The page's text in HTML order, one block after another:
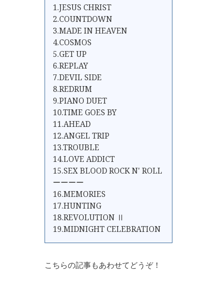
1.JESUS CHRIST
2.COUNTDOWN
3.MADE IN HEAVEN
4.COSMOS
5.GET UP
6.REPLAY
7.DEVIL SIDE
8.REDRUM
9.PIANO DUET
10.TIME GOES BY
11.AHEAD
12.ANGEL TRIP
13.TROUBLE
14.LOVE ADDICT
15.SEX BLOOD ROCK N' ROLL
ーーーー
16.MEMORIES
17.HUNTING
18.REVOLUTION Ⅱ
19.MIDNIGHT CELEBRATION
こちらの記事もあわせてどうぞ！